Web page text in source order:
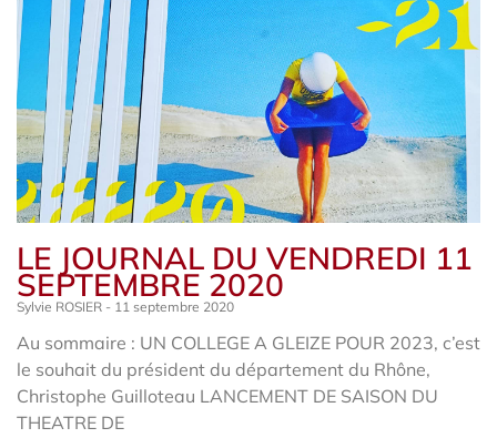
LE JOURNAL DU VENDREDI 11
SEPTEMBRE 2020
Sylvie ROSIER 11 septembre 2020
Au sommaire : UN COLLEGE A GLEIZE POUR 2023, c’est
le souhait du président du département du Rhône,
Christophe Guilloteau LANCEMENT DE SAISON DU
THEATRE DE